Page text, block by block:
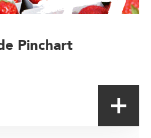
Pinchart